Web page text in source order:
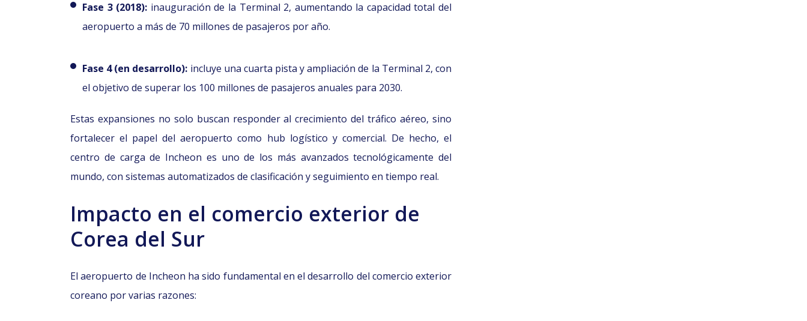
Fase 3 (2018): inauguración de la Terminal 2, aumentando la capacidad total del
aeropuerto a más de 70 millones de pasajeros por año.
Fase 4 (en desarrollo): incluye una cuarta pista y ampliación de la Terminal 2, con
el objetivo de superar los 100 millones de pasajeros anuales para 2030.
Estas expansiones no solo buscan responder al crecimiento del tráfico aéreo, sino
fortalecer el papel del aeropuerto como hub logístico y comercial. De hecho, el
centro de carga de Incheon es uno de los más avanzados tecnológicamente del
mundo, con sistemas automatizados de clasificación y seguimiento en tiempo real.
Impacto en el comercio exterior de
Corea del Sur
El aeropuerto de Incheon ha sido fundamental en el desarrollo del comercio exterior
coreano por varias razones: